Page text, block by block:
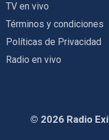
TV en vivo
Términos y condiciones
Políticas de Privacidad
Radio en vivo
© 2026 Radio